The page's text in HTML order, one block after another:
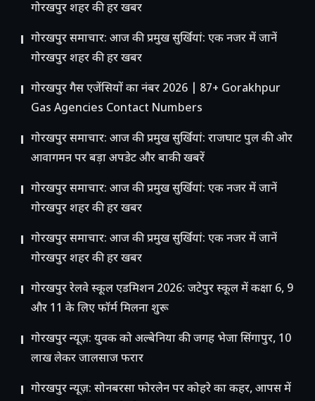
गोरखपुर शहर की हर खबर
गोरखपुर समाचार: आज की प्रमुख सुर्खियां: एक नजर में जानें
गोरखपुर शहर की हर खबर
गोरखपुर गैस एजेंसियों का नंबर 2026 | 87+ Gorakhpur
Gas Agencies Contact Numbers
गोरखपुर समाचार: आज की प्रमुख सुर्खियां: राजघाट पुल की ओर
आवागमन पर बड़ा अपडेट और बाकी खबरें
गोरखपुर समाचार: आज की प्रमुख सुर्खियां: एक नजर में जानें
गोरखपुर शहर की हर खबर
गोरखपुर समाचार: आज की प्रमुख सुर्खियां: एक नजर में जानें
गोरखपुर शहर की हर खबर
गोरखपुर रेलवे स्कूल एडमिशन 2026: जटेपुर स्कूल में कक्षा 6, 9
और 11 के लिए फॉर्म मिलना शुरू
गोरखपुर न्यूज़: युवक को अल्बेनिया की जगह भेजा सिंगापुर, 10
लाख लेकर जालसाज फरार
गोरखपुर न्यूज़: सोनबरसा फोरलेन पर कोहरे का कहर, आपस में